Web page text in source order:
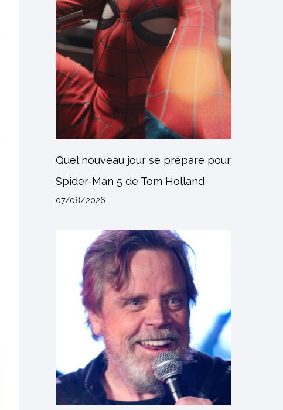
Quel nouveau jour se prépare pour
Spider-Man 5 de Tom Holland
07/08/2026